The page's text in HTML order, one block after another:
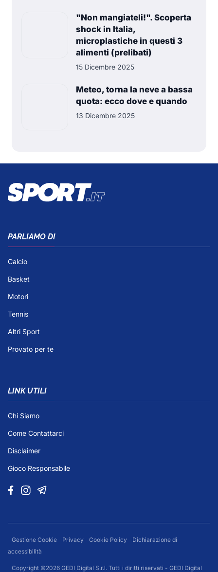
"Non mangiateli!". Scoperta
shock in Italia,
microplastiche in questi 3
alimenti (prelibati)
15 Dicembre 2025
Meteo, torna la neve a bassa
quota: ecco dove e quando
13 Dicembre 2025
PARLIAMO DI
Calcio
Basket
Motori
Tennis
Altri Sport
Provato per te
LINK UTILI
Chi Siamo
Come Contattarci
Disclaimer
Gioco Responsabile
Gestione Cookie Privacy Cookie Policy
Dichiarazione di
accessibilità
Copyright ©2026 GEDI Digital S.r.l. Tutti i diritti riservati - GEDI Digital